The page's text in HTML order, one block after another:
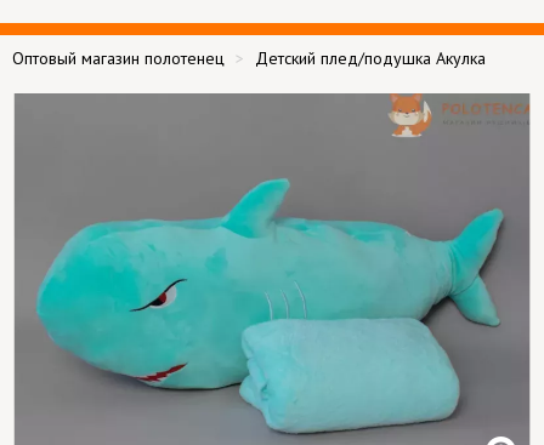
Оптовый магазин полотенец Детский плед/подушка Акулка